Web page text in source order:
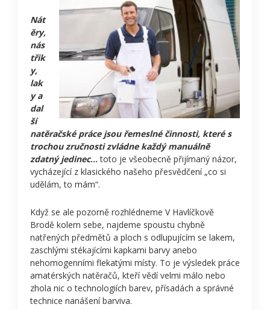
Nát
ěry,
nás
třik
y,
lak
y a
dal
ší
natěračské práce jsou řemeslné činnosti, které s
trochou zručnosti zvládne každý manuálně
zdatný jedinec… toto je všeobecně přijímaný názor,
vycházející z klasického našeho přesvědčení „co si
udělám, to mám“.
Když se ale pozorně rozhlédneme V Havlíčkově
Brodě kolem sebe, najdeme spoustu chybně
natřených předmětů a ploch s odlupujícím se lakem,
zaschlými stékajícími kapkami barvy anebo
nehomogenními flekatými místy. To je výsledek práce
amatérských natěračů, kteří vědí velmi málo nebo
zhola nic o technologiích barev, přísadách a správné
technice nanášení barviva.